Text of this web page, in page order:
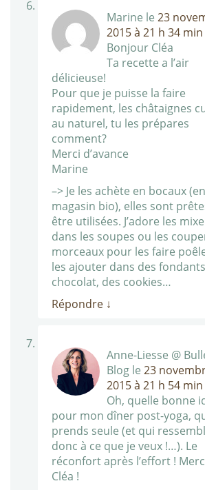
Marine le 23
2015 à 21 h 34 min
Bonjour Cléa
Ta recette a l’air
délicieuse!
Pour que je puisse la faire
rapidement, les châtaignes
au naturel, tu les prépares
comment?
Merci d’avance
Marine
–> Je les achète en bocaux (en
magasin bio), elles sont
être utilisées. J’adore les
dans les soupes ou les
morceaux pour les faire
les ajouter dans des
chocolat, des cookies…
Répondre ↓
Anne-Liesse @
Blog le 23
2015 à 21 h 54 min
Oh, quelle bonne
pour mon dîner post-yoga,
prends seule (et qui
donc à ce que je veux !…). Le
réconfort après l’effort !
Cléa !